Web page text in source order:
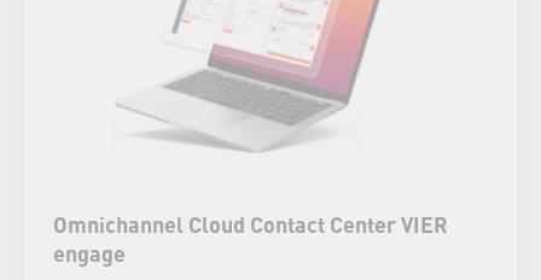
Omnichannel Cloud Contact Center VIER
engage